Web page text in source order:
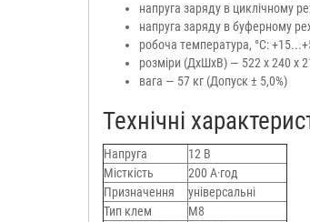
напруга заряду в циклічному
напруга заряду в буферному
робоча температура, °C:
розміри (ДхШхВ) — 522 х 240 x
вага — 57 кг (Допуск ± 5,0%)
Технічні
Напруга
12 В
Місткість
200 А·год
Призначення
універсальні
Тип клем
М8